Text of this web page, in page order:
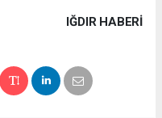
IĞDIR HABERİ